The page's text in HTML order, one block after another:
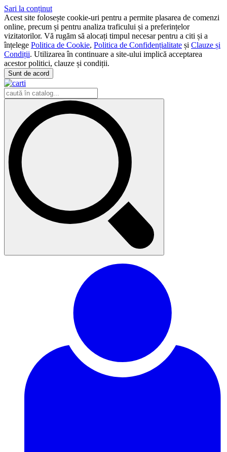
Sari la conținut
Acest site folosește cookie-uri pentru a permite plasarea de comenzi
online, precum și pentru analiza traficului și a preferințelor
vizitatorilor. Vă rugăm să alocați timpul necesar pentru a citi și a
înțelege Politica de Cookie, Politica de Confidențialitate și Clauze și
Condiții. Utilizarea în continuare a site-ului implică acceptarea
acestor politici, clauze și condiții.
Sunt de acord